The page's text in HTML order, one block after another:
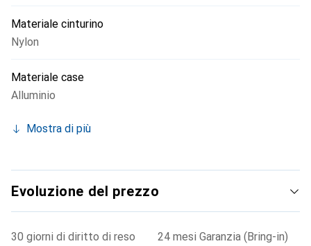
Materiale cinturino
Nylon
Materiale case
Alluminio
Mostra di più
Evoluzione del prezzo
30 giorni di diritto di reso
24 mesi Garanzia (Bring-in)